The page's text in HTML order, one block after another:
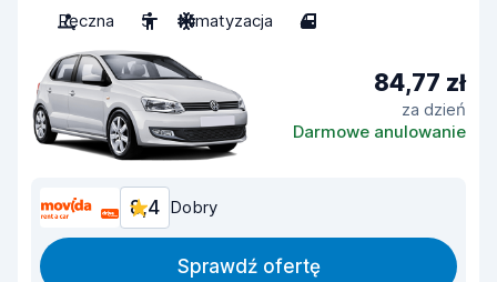
Ręczna
5 Klimatyzacja 4
84,77 zł
za dzień
Darmowe anulowanie
8,4 Dobry
Sprawdź ofertę